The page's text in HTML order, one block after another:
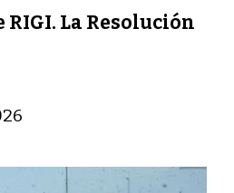
La Resolución